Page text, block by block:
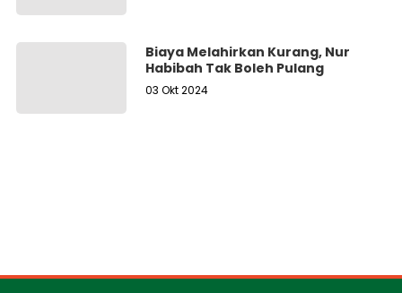
Biaya Melahirkan Kurang, Nur
Habibah Tak Boleh Pulang
03 Okt 2024